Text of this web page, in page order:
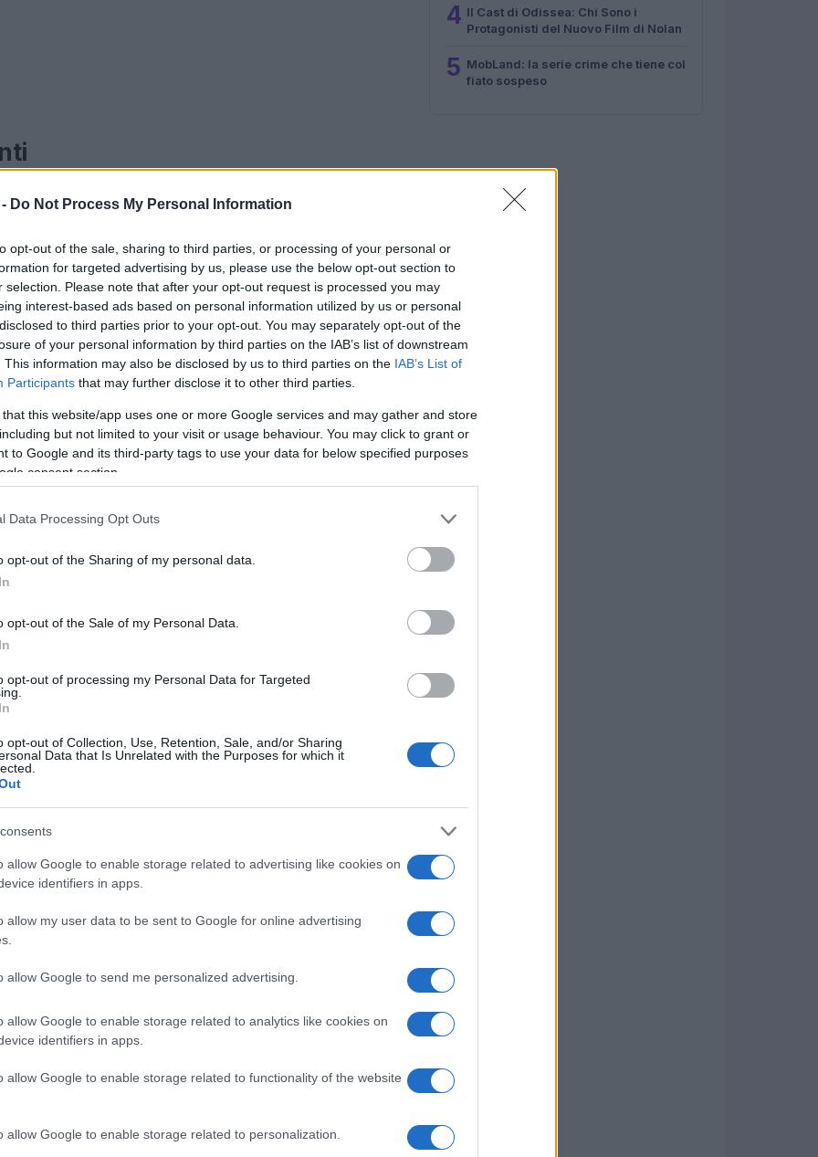
Do Not Process My Personal Information
opt-out of the sale, sharing to third parties, or processing of your personal or
for targeted advertising by us, please use the below opt-out section to
selection. Please note that after your opt-out request is processed you may
interest-based ads based on personal information utilized by us or personal
to third parties prior to your opt-out. You may separately opt-out of the
of your personal information by third parties on the IAB’s list of downstream
This information may also be disclosed by us to third parties on the IAB’s List of
Participants that may further disclose it to other third parties.
that this website/app uses one or more Google services and may gather and store
but not limited to your visit or usage behaviour. You may click to grant or
to Google and its third-party tags to use your data for below specified purposes
consent section.
Data Processing Opt Outs
opt-out of the Sharing of my personal data.
opt-out of the Sale of my Personal Data.
opt-out of processing my Personal Data for Targeted
opt-out of Collection, Use, Retention, Sale, and/or Sharing
Data that Is Unrelated with the Purposes for which it
allow Google to enable storage related to advertising like cookies on
identifiers in apps.
allow my user data to be sent to Google for online advertising
allow Google to send me personalized advertising.
allow Google to enable storage related to analytics like cookies on
identifiers in apps.
allow Google to enable storage related to functionality of the website
allow Google to enable storage related to personalization.
una scienza: la customer journey
richiedono esperienze personalizzate e
nuove funzionalità in materia di privacy,
della performance e dell’usabilità.
rivela che ilCTRdelle campagne
Androidhanno mostrato un aumento delROAS
delle strategie di marketing adottate,
da un’azienda che ha avviato una
le piattaforme. Attraverso l’utilizzo di un
che il 60% delle conversioni derivava da
Questa scoperta ha condotto a una
un maggiore focus su Apple.
pratica
monitorare continuamente le
4 Il Cast di Odissea: Chi Sono i
Protagonisti del Nuovo Film di Nolan
5 MobLand: la serie crime che tiene col
fiato sospeso